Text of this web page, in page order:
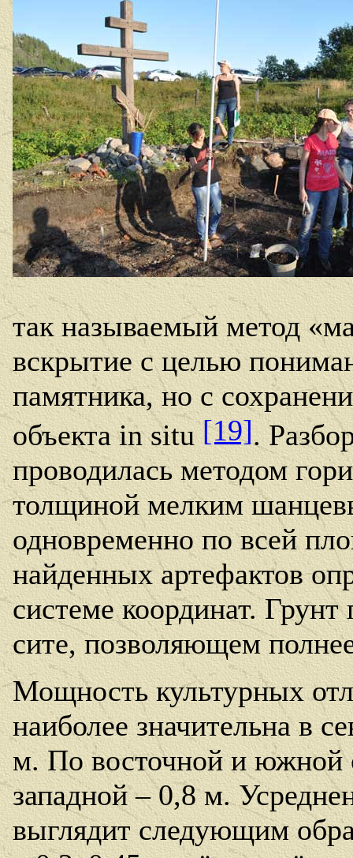
так называемый метод
вскрытие с целью
памятника, но с
объектаin situ [19].
проводилась методом
толщиной мелким
одновременно по всей
найденных артефактов
системе координат.
сите, позволяющем
Мощность культурных
наиболее значительна в
м. По восточной и южной
западной – 0,8 м.
выглядит следующим